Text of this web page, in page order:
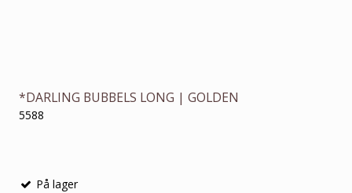
*DARLING BUBBELS LONG | GOLDEN
5588
På lager